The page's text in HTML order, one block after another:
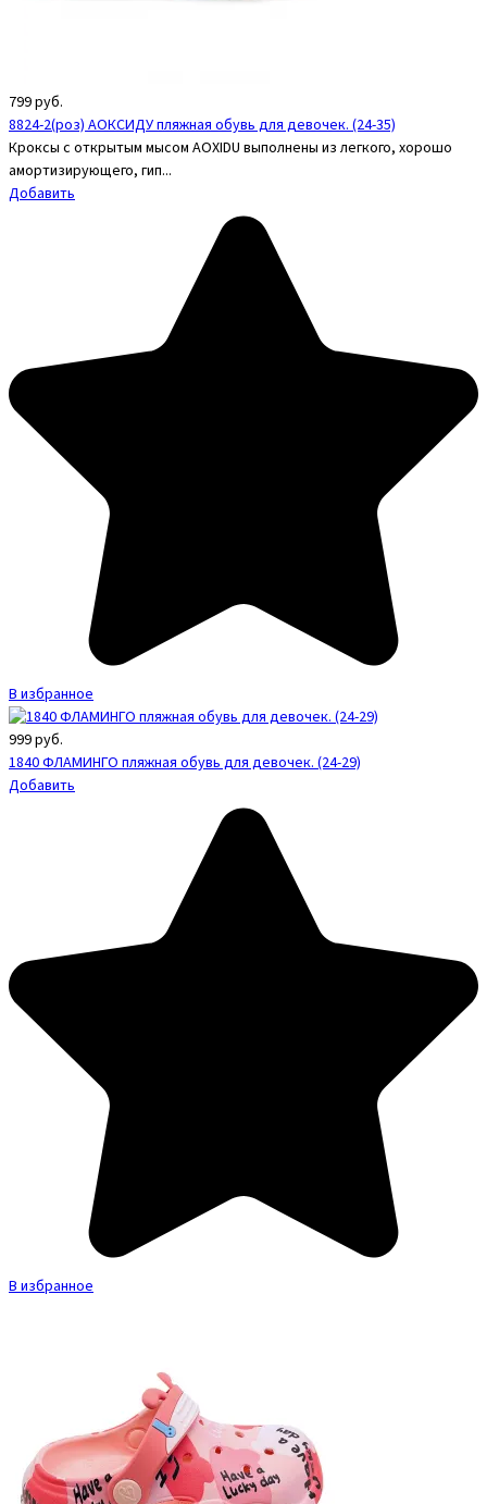
799руб.
8824-2(роз) АОКСИДУ пляжная обувь для девочек. (24-35)
Кроксы с открытым мысом AOXIDU выполнены из легкого, хорошо
амортизирующего, гип...
Добавить
В избранное
999руб.
1840 ФЛАМИНГО пляжная обувь для девочек. (24-29)
Добавить
В избранное